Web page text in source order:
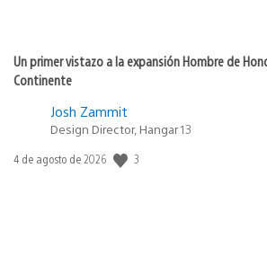
Un primer vistazo a la expansión Hombre de
Continente
Josh Zammit
Design Director, Hangar 13
Fecha
4 de agosto de 2026 3